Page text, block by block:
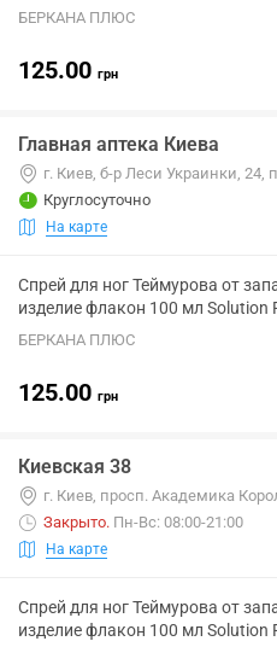
БЕРКАНА ПЛЮС
125.00 грн
Главная аптека Киева
г. Киев, б-р Леси Украинки, 24,
Круглосуточно
На карте
Спрей для ног Теймурова от
изделие флакон 100 мл Solution
БЕРКАНА ПЛЮС
125.00 грн
Киевская 38
г. Киев, просп. Академика
Закрыто. Пн-Вс: 08:00-21:00
На карте
Спрей для ног Теймурова от
изделие флакон 100 мл Solution